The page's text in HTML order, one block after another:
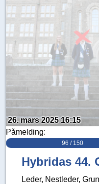
26. mars 2025 16:15
Påmelding:
96 / 150
Hybridas 44.
Leder, Nestleder,